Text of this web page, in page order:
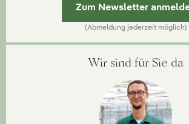
Zum Newsletter
(Abmeldung jederzeit möglich)
Wir sind für Sie da